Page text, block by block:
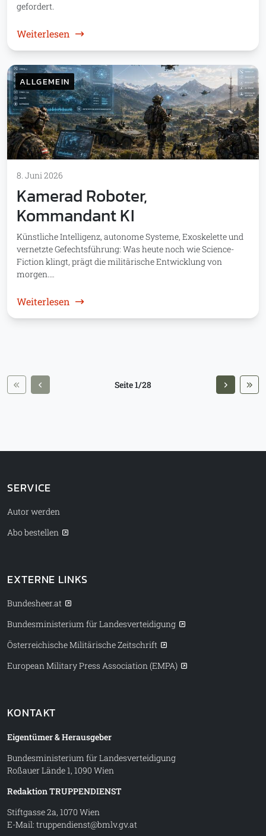
gefordert.
Weiterlesen : KOMBATT 267
ALLGEMEIN
8. Juni 2026
Kamerad Roboter,
Kommandant KI
Künstliche Intelligenz, autonome Systeme, Exoskelette und
vernetzte Gefechtsführung: Was heute noch wie Science-
Fiction klingt, prägt die militärische Entwicklung von
morgen.…
Weiterlesen : Kamerad Roboter, Kommandant KI
Seite 1/28
SERVICE
Autor werden
Abo bestellen
EXTERNE LINKS
Bundesheer.at
Bundesministerium für Landesverteidigung
Österreichische Militärische Zeitschrift
European Military Press Association (EMPA)
KONTAKT
Eigentümer & Herausgeber
Bundesministerium für Landesverteidigung
Roßauer Lände 1, 1090 Wien
Redaktion TRUPPENDIENST
Stiftgasse 2a, 1070 Wien
E-Mail: truppendienst@bmlv.gv.at